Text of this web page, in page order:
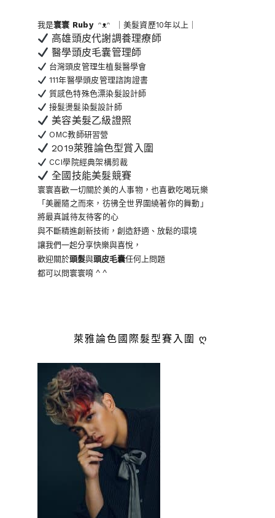
我是寰寰 Rubyᵔᴥᵔ ｜美髮資歷10年以上｜
高雄頭皮代謝調養理療師
醫學頭皮毛囊管理師
台灣頭皮管理生植髮醫學會
111年醫學頭皮管理諮詢證書
質感色特殊色漂染髮設計師
接髮燙髮染髮設計師
美容美髮乙級證照
OMC教師研習營
2019萊雅論色型賞入圍
CCI學院經典架構剪裁
全國技能美髮競賽
寰寰喜歡一切關於美的人事物，也喜歡吃喝玩樂
「美麗隨之而來，彷彿全世界圍繞著你的舞動」
將最真誠待友待客的心
與不斷精進創新技術，創造舒適、放鬆的環境
讓我們一起分享快樂與喜悅，
歡迎關於頭髮與頭皮毛囊任何上問題
都可以問寰寰唷 ^ ^
萊雅論色國際髮型賽入圍 ღ